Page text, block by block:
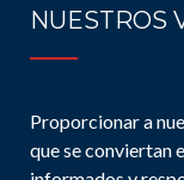
NUESTROS
Proporcionar a
que se conviertan